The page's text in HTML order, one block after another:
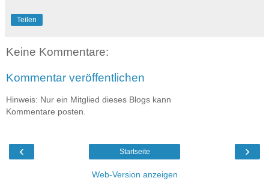
Teilen
Keine Kommentare:
Kommentar veröffentlichen
Hinweis: Nur ein Mitglied dieses Blogs kann
Kommentare posten.
‹ ›
Startseite
Web-Version anzeigen